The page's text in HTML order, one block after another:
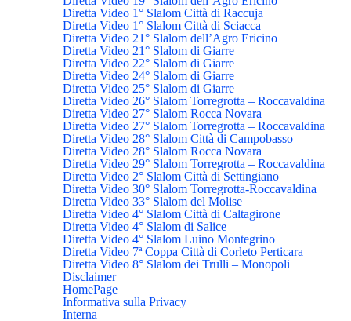
Diretta Video 1° Slalom Città di Raccuja
Diretta Video 1° Slalom Città di Sciacca
Diretta Video 21° Slalom dell’Agro Ericino
Diretta Video 21° Slalom di Giarre
Diretta Video 22° Slalom di Giarre
Diretta Video 24° Slalom di Giarre
Diretta Video 25° Slalom di Giarre
Diretta Video 26° Slalom Torregrotta – Roccavaldina
Diretta Video 27° Slalom Rocca Novara
Diretta Video 27° Slalom Torregrotta – Roccavaldina
Diretta Video 28° Slalom Città di Campobasso
Diretta Video 28° Slalom Rocca Novara
Diretta Video 29° Slalom Torregrotta – Roccavaldina
Diretta Video 2° Slalom Città di Settingiano
Diretta Video 30° Slalom Torregrotta-Roccavaldina
Diretta Video 33° Slalom del Molise
Diretta Video 4° Slalom Città di Caltagirone
Diretta Video 4° Slalom di Salice
Diretta Video 4° Slalom Luino Montegrino
Diretta Video 7ª Coppa Città di Corleto Perticara
Diretta Video 8° Slalom dei Trulli – Monopoli
Disclaimer
HomePage
Informativa sulla Privacy
Interna